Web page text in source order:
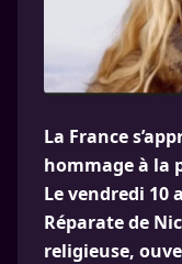
La France
hommage à la
Le vendredi 10
Réparate de
religieuse,